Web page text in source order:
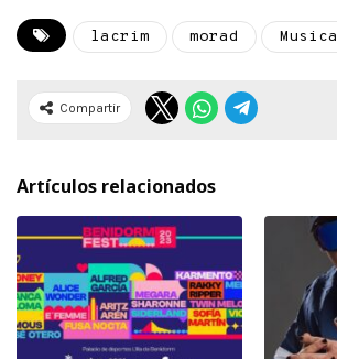
lacrim morad Musica
Compartir
Artículos relacionados